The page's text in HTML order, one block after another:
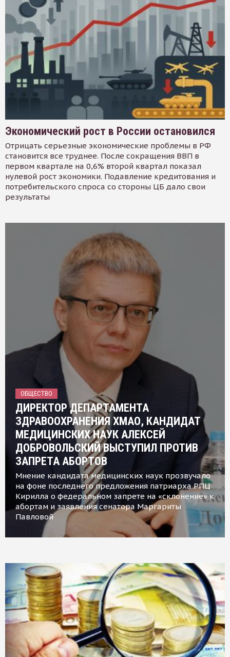
Экономический рост в России остановился
Отрицать серьезные экономические проблемы в РФ
становится все труднее. После сокращения ВВП в
первом квартале на 0,6% второй квартал показал
нулевой рост экономики. Подавление кредитования и
потребительского спроса со стороны ЦБ дало свои
результаты
ОБЩЕСТВО
ДИРЕКТОР ДЕПАРТАМЕНТА
ЗДРАВООХРАНЕНИЯ ХМАО, КАНДИДАТ
МЕДИЦИНСКИХ НАУК АЛЕКСЕЙ
ДОБРОВОЛЬСКИЙ ВЫСТУПИЛ ПРОТИВ
ЗАПРЕТА АБОРТОВ
Мнение кандидата медицинских наук прозвучало
на фоне последнего предложения патриарха РПЦ
Кирилла о федеральном запрете на «склонение» к
абортам и заявления сенатора Маргариты
Павловой